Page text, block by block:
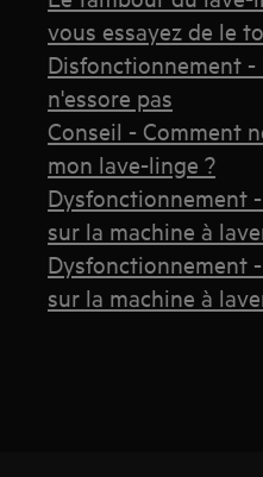
vous essayez de le
Disfonctionnement -
n'essore pas
Conseil - Comment
mon lave-linge ?
Dysfonctionnement
sur la machine à
Dysfonctionnement
sur la machine à